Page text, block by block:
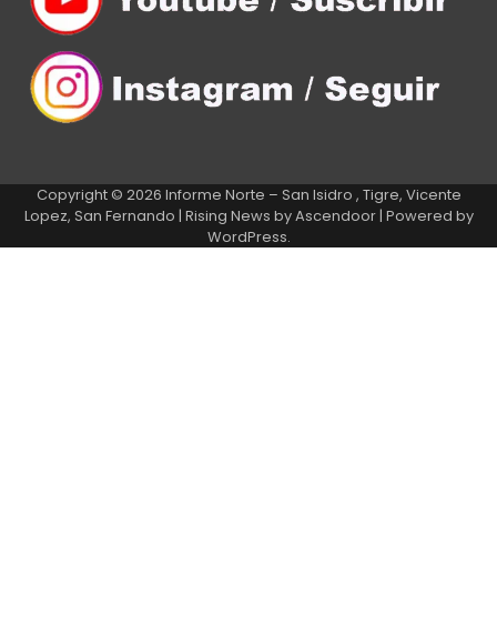
Copyright © 2026 Informe Norte – San Isidro , Tigre, Vicente
Lopez, San Fernando | Rising News byAscendoor| Powered by
WordPress.